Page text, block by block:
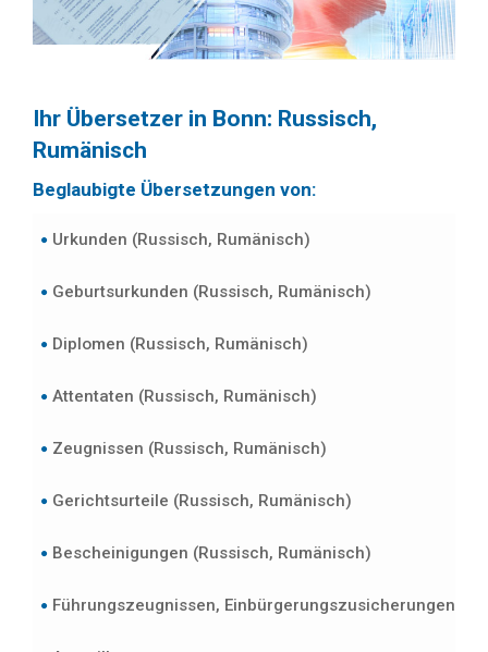
Rechtsanwälte Rumänisch
Ihr Übersetzer in Bonn: Russisch,
Rumänisch
Beglaubigte Übersetzungen von:
Urkunden (Russisch, Rumänisch)
Geburtsurkunden (Russisch, Rumänisch)
Diplomen (Russisch, Rumänisch)
Attentaten (Russisch, Rumänisch)
Zeugnissen (Russisch, Rumänisch)
Gerichtsurteile (Russisch, Rumänisch)
Bescheinigungen (Russisch, Rumänisch)
Führungszeugnissen, Einbürgerungszusicherungen